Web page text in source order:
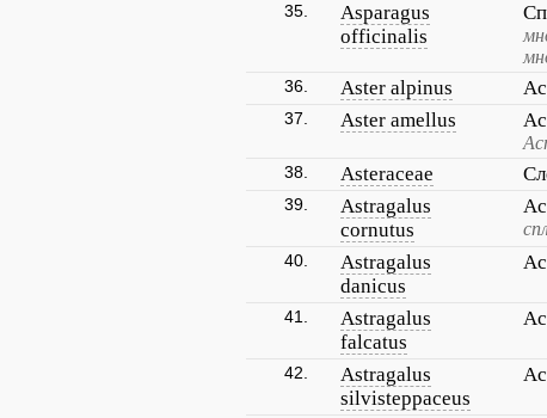
35.
Asparagus
officinalis
36. Aster alpinus
37.
Aster amellus
38. Asteraceae
39.
Astragalus
cornutus
40.
Astragalus
danicus
41.
Astragalus
falcatus
42.
Astragalus
silvisteppaceus